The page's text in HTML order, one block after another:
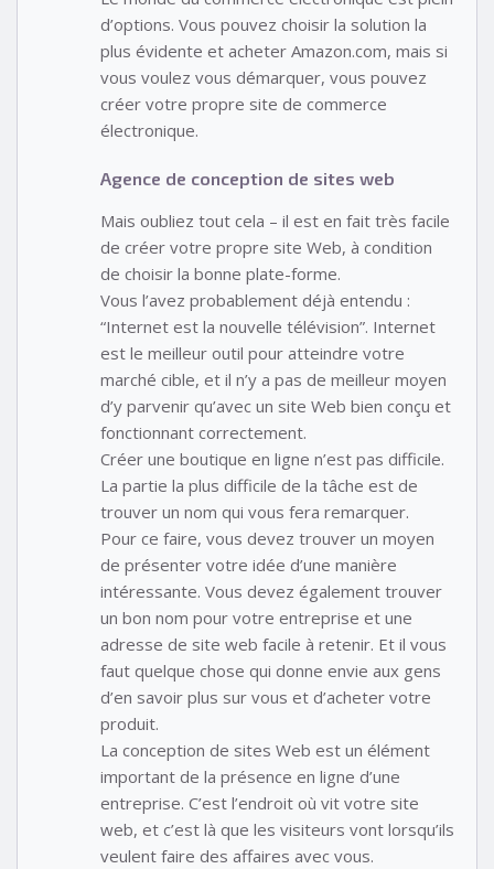
d’options. Vous pouvez choisir la solution la
plus évidente et acheter Amazon.com, mais si
vous voulez vous démarquer, vous pouvez
créer votre propre site de commerce
électronique.
Agence de conception de sites web
Mais oubliez tout cela – il est en fait très facile
de créer votre propre site Web, à condition
de choisir la bonne plate-forme.
Vous l’avez probablement déjà entendu :
“Internet est la nouvelle télévision”. Internet
est le meilleur outil pour atteindre votre
marché cible, et il n’y a pas de meilleur moyen
d’y parvenir qu’avec un site Web bien conçu et
fonctionnant correctement.
Créer une boutique en ligne n’est pas difficile.
La partie la plus difficile de la tâche est de
trouver un nom qui vous fera remarquer.
Pour ce faire, vous devez trouver un moyen
de présenter votre idée d’une manière
intéressante. Vous devez également trouver
un bon nom pour votre entreprise et une
adresse de site web facile à retenir. Et il vous
faut quelque chose qui donne envie aux gens
d’en savoir plus sur vous et d’acheter votre
produit.
La conception de sites Web est un élément
important de la présence en ligne d’une
entreprise. C’est l’endroit où vit votre site
web, et c’est là que les visiteurs vont lorsqu’ils
veulent faire des affaires avec vous.